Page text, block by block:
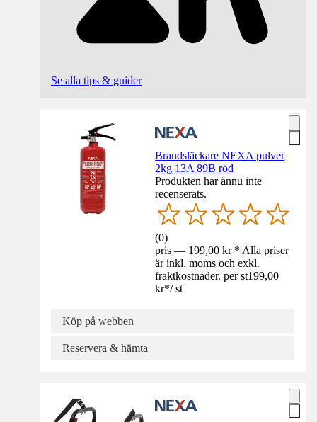
Se alla tips & guider
Brandsläckare NEXA pulver
2kg 13A 89B röd
Produkten har ännu inte
recenserats.
(0)
pris — 199,00 kr * Alla priser
är inkl. moms och exkl.
fraktkostnader. per st199,00
kr*/ st
Köp på webben
Reservera & hämta